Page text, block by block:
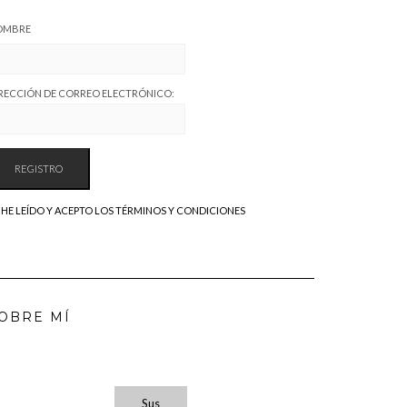
DE CORREO ELECTRÓNICO:
HE LEÍDO Y ACEPTO LOS TÉRMINOS Y CONDICIONES
MÍ
Sus